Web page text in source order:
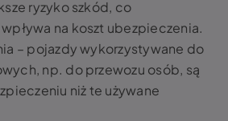
ryzyko szkód, co
na koszt ubezpieczenia.
– pojazdy wykorzystywane do
np. do przewozu osób, są
niż te używane